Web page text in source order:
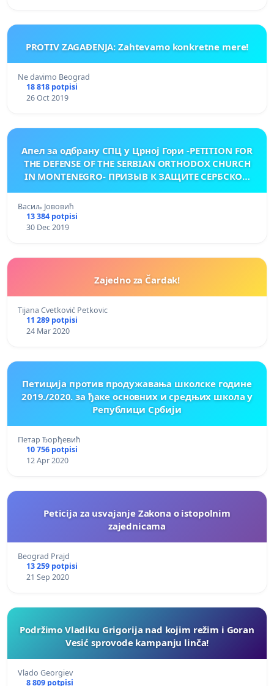
PROTIV ZAGAĐENJA: Zahtevamo konkretne mere!
Ne davimo Beograd
18 818 potpisi
26 Oct 2019
Апел за одбрану СПЦ у Црној Гори -PETITION FOR
THE DEFENSE OF THE SERBIAN ORTHODOX CHURCH
IN MONTENEGRO- ПРИЗЫВ К ЗАЩИТЕ СЕРБСКОЙ
Васиљ Јововић
13 384 potpisi
30 Dec 2019
Zajedno za Čardak!
Tijana Cvetković Petkovic
11 289 potpisi
24 Mar 2020
Петиција против продужавања школске године
2019./2020. за ђаке основних и средњих школа у
Републици Србији
Петар Ђорђевић
10 756 potpisi
12 Apr 2020
Peticija za usvajanje Zakona o istopolnim
zajednicama
Beograd Prajd
13 259 potpisi
21 Sep 2020
Podržimo Vladiku Grigorija nad kojim režim i Goran
Vesić sprovode kampanju linča!
Vlado Georgiev
8 809 potpisi